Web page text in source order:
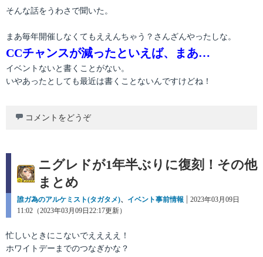
ゴ
そんな話をうわさで聞いた。
まあ毎年開催しなくてもええんちゃう？さんざんやったしな。
CCチャンスが減ったといえば、まあ…
イベントないと書くことがない。
いやあったとしても最近は書くことないんですけどね！
コメントをどうぞ
ニグレドが1年半ぶりに復刻！その他
まとめ
カ
テ
リ
ー
誰ガ為のアルケミスト(タガタメ)、 イベント事前情報
投
2023年03月09日
11:02（2023年03月09日22:17更新）
忙しいときにこないでええええ！
ホワイトデーまでのつなぎかな？